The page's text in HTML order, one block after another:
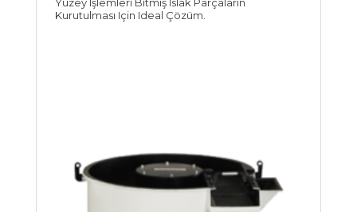
Yüzey Işlemleri Bitmiş Islak Parçaların
Kurutulması Için Ideal Çözüm.